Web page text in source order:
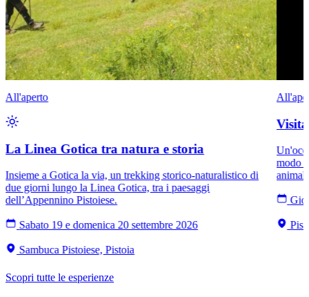
All'aperto
La Linea Gotica tra natura e storia
Insieme a Gotica la via, un trekking storico-naturalistico di
due giorni lungo la Linea Gotica, tra i paesaggi
dell’Appennino Pistoiese.
Sabato 19 e domenica 20 settembre 2026
Sambuca Pistoiese, Pistoia
modo
Scopri tutte le esperienze